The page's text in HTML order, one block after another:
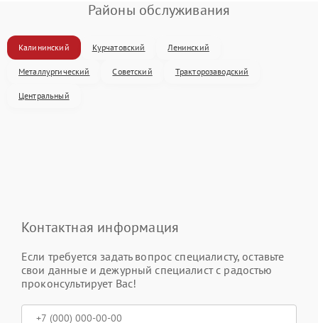
Районы обслуживания
Калининский Курчатовский Ленинский
Металлургический Советский Тракторозаводский
Центральный
Контактная информация
Если требуется задать вопрос специалисту, оставьте
свои данные и дежурный специалист с радостью
проконсультирует Вас!